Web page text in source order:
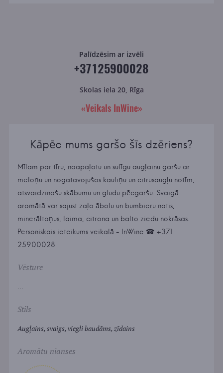
Palīdzēsim ar izvēli
+37125900028
Skolas iela 20, Rīga
«Veikals InWine»
Kāpēc mums garšo šīs dzēriens?
Mīlam par tīru, noapaļotu un sulīgu augļainu garšu ar
meloņu un nogatavojušos kauliņu un citrusaugļu notīm,
atsvaidzinošu skābumu un gludu pēcgaršu. Svaigā
aromātā var sajust zaļo ābolu un bumbieru notis,
minerāltoņus, laima, citrona un balto ziedu nokrāsas.
Personiskais ieteikums veikalā - InWine ☎ +371
25900028
Vēsture
...
Stils
Augļains, svaigs, viegli baudāms, zīdains
Aromātu nianses